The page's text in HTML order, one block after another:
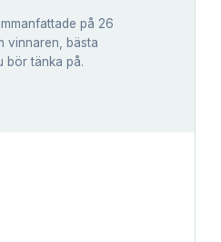
på 26
vinnaren, bästa
bör tänka på.